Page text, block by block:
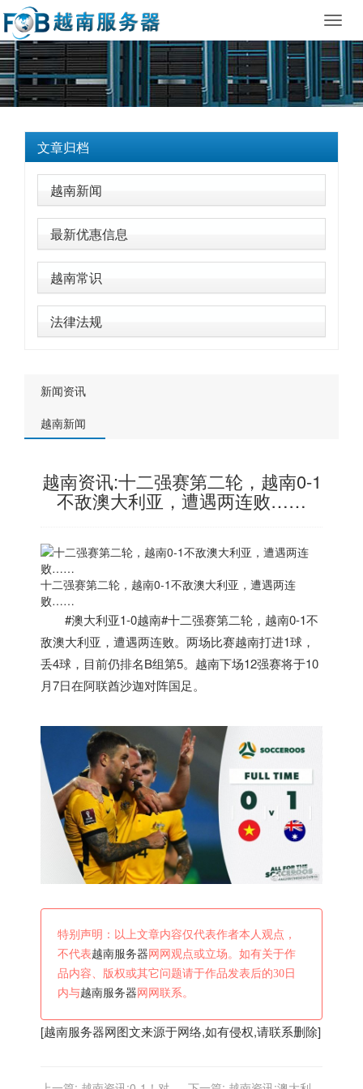
文章归档
越南新闻
最新优惠信息
越南常识
法律法规
新闻资讯
越南新闻
越南资讯:十二强赛第二轮，越南0-1
不敌澳大利亚，遭遇两连败……
十二强赛第二轮， 越南0-1不敌澳大利亚，遭遇两连
败……
#澳大利亚1-0越南#十二强赛第二轮， 越南0-1不
敌澳大利亚，遭遇两连败。两场比赛越南打进1球，
丢4球，目前仍排名B组第5。 越南下场12强赛将于10
月7日在阿联酋沙迦对阵国足。
特别声明：以上文章内容仅代表作者本人观点，
不代表越南服务器 网网观点或立场。如有关于作
品内容、版权或其它问题请于作品发表后的30日
内与越南服务器 网网联系。
[越南服务器网图文来源于网络,如有侵权,请联系删除]